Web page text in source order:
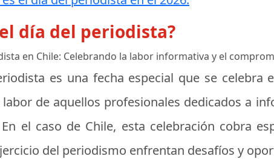
día del periodista?
en Chile: Celebrando la labor informativa y el
es una fecha especial que se
de aquellos profesionales dedicados a
el caso de Chile, esta celebración cobra
del periodismo enfrentan desafíos y